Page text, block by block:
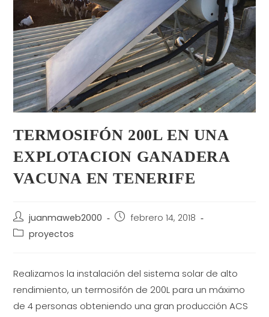
TERMOSIFÓN 200L EN UNA
EXPLOTACION GANADERA
VACUNA EN TENERIFE
juanmaweb2000
febrero 14, 2018
proyectos
Realizamos la instalación del sistema solar de alto
rendimiento, un termosifón de 200L para un máximo
de 4 personas obteniendo una gran producción ACS